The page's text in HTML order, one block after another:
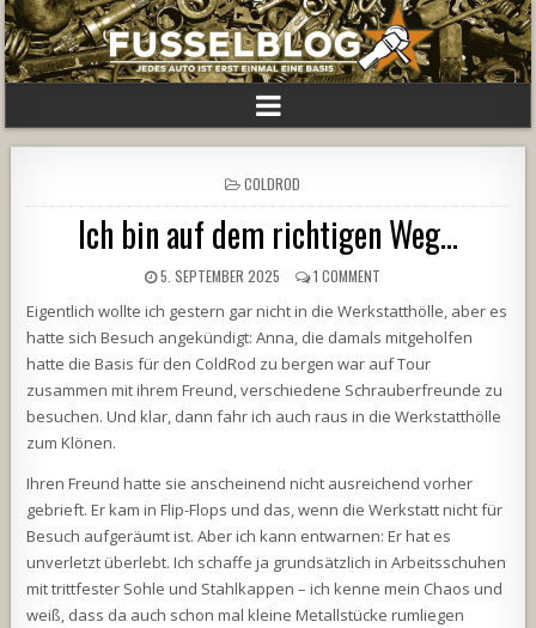
POSTED
IN
COLDROD
Ich bin auf dem richtigen Weg…
5. SEPTEMBER 2025 1 COMMENT
Eigentlich wollte ich gestern gar nicht in die Werkstatthölle, aber es
hatte sich Besuch angekündigt: Anna, die damals mitgeholfen
hatte die Basis für den ColdRod zu bergen war auf Tour
zusammen mit ihrem Freund, verschiedene Schrauberfreunde zu
besuchen. Und klar, dann fahr ich auch raus in die Werkstatthölle
zum Klönen.
Ihren Freund hatte sie anscheinend nicht ausreichend vorher
gebrieft. Er kam in Flip-Flops und das, wenn die Werkstatt nicht für
Besuch aufgeräumt ist. Aber ich kann entwarnen: Er hat es
unverletzt überlebt. Ich schaffe ja grundsätzlich in Arbeitsschuhen
mit trittfester Sohle und Stahlkappen – ich kenne mein Chaos und
weiß, dass da auch schon mal kleine Metallstücke rumliegen